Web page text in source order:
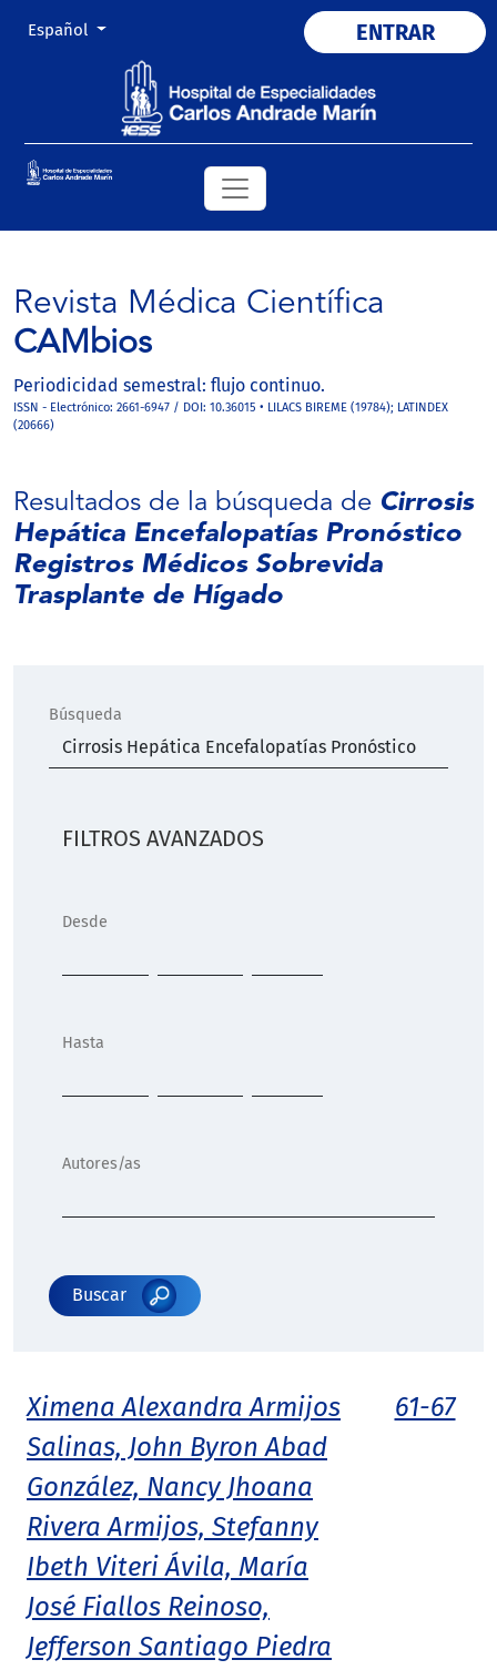
Cambiar el idioma. El actual es:
Español ENTRAR
Revista Médica Científica
CAMbios
Periodicidad semestral: flujo continuo.
ISSN - Electrónico: 2661-6947 / DOI: 10.36015 • LILACS BIREME (19784); LATINDEX
(20666)
Resultados de la búsqueda de Cirrosis
Hepática Encefalopatías Pronóstico
Registros Médicos Sobrevida
Trasplante de Hígado
Búsqueda
FILTROS AVANZADOS
Desde
Hasta
Autores/as
Buscar
Ximena Alexandra Armijos
Salinas, John Byron Abad
González, Nancy Jhoana
Rivera Armijos, Stefanny
Ibeth Viteri Ávila, María
José Fiallos Reinoso,
Jefferson Santiago Piedra
61-67